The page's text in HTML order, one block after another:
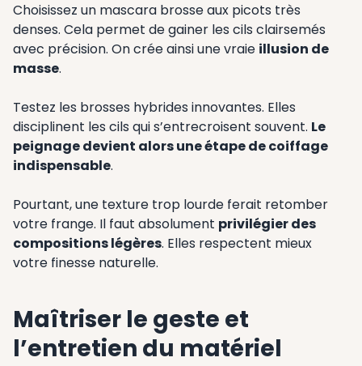
Choisissez un mascara brosse aux picots très
denses. Cela permet de gainer les cils clairsemés
avec précision. On crée ainsi une vraie illusion de
masse.
Testez les brosses hybrides innovantes. Elles
disciplinent les cils qui s’entrecroisent souvent. Le
peignage devient alors une étape de coiffage
indispensable.
Pourtant, une texture trop lourde ferait retomber
votre frange. Il faut absolument privilégier des
compositions légères. Elles respectent mieux
votre finesse naturelle.
Maîtriser le geste et
l’entretien du matériel